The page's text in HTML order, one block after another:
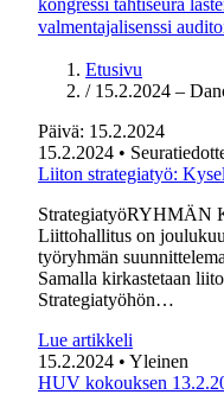
kongressi tähtiseura
valmentajalisenssi
Etusivu
/ 15.2.2024 –
Päivä: 15.2.2024
15.2.2024 •
Liiton strategiatyö:
StrategiatyöRYHMÄN
Liittohallitus on
työryhmän
Samalla kirkastetaan
Strategiatyöhön…
Lue artikkeli
15.2.2024 • Yleinen
HUV kokouksen